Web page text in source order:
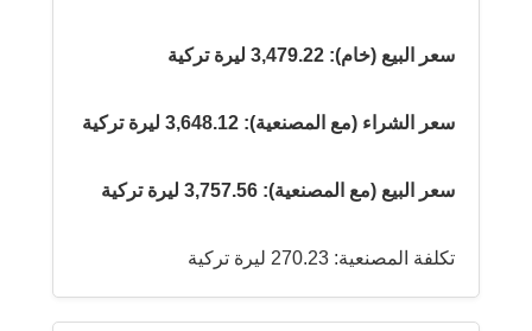
سعر البيع (خام): 3,479.22 ليرة تركية
سعر الشراء (مع المصنعية): 3,648.12 ليرة تركية
سعر البيع (مع المصنعية): 3,757.56 ليرة تركية
تكلفة المصنعية: 270.23 ليرة تركية